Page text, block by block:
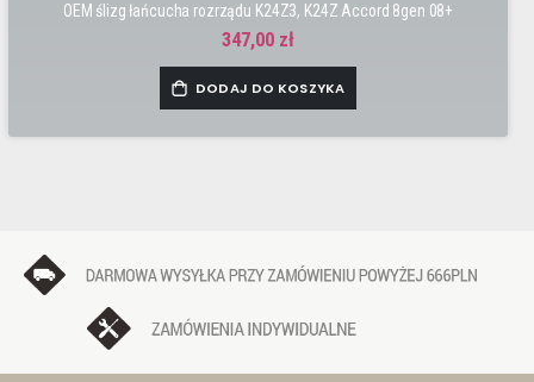
OEM ślizg łańcucha rozrządu K24Z3, K24Z Accord 8gen 08+
347,00 zł
DODAJ DO KOSZYKA